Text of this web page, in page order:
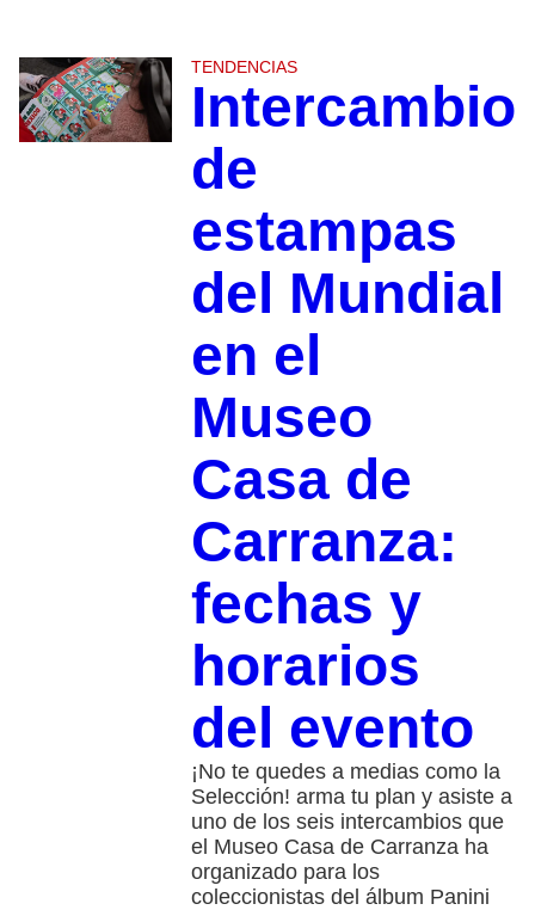
TENDENCIAS
Intercambio
de
estampas
del Mundial
en el
Museo
Casa de
Carranza:
fechas y
horarios
del evento
¡No te quedes a medias como la
Selección! arma tu plan y asiste a
uno de los seis intercambios que
el Museo Casa de Carranza ha
organizado para los
coleccionistas del álbum Panini